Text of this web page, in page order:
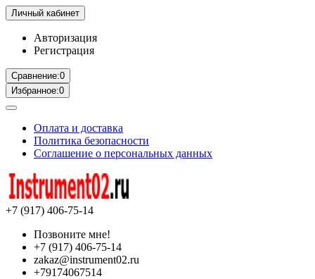
Личный кабинет
Авторизация
Регистрация
Сравнение:0
Избранное:0
Оплата и доставка
Политика безопасности
Соглашение о персональных данных
+7 (917) 406-75-14
Позвоните мне!
+7 (917) 406-75-14
zakaz@instrument02.ru
+79174067514